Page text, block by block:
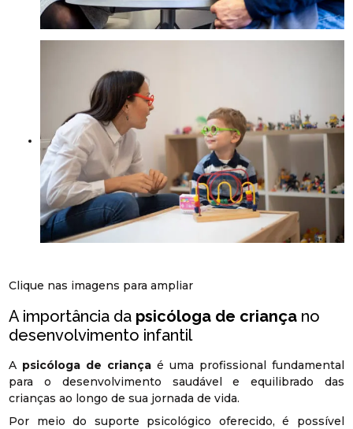
Clique nas imagens para ampliar
A importância da psicóloga de criança no
desenvolvimento infantil
A psicóloga de criança é uma profissional fundamental
para o desenvolvimento saudável e equilibrado das
crianças ao longo de sua jornada de vida.
Por meio do suporte psicológico oferecido, é possível